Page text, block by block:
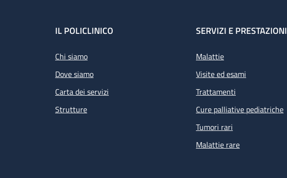
Footer
IL POLICLINICO
Chi siamo
Dove siamo
Carta dei servizi
Strutture
SERVIZI E PRESTAZIONI
Malattie
Visite ed esami
Trattamenti
Cure palliative pediatriche
Tumori rari
Malattie rare